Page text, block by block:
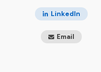
Saison 3
Avec le Réseau Santé
diététicienne, et Danièle
LinkedIn
Email